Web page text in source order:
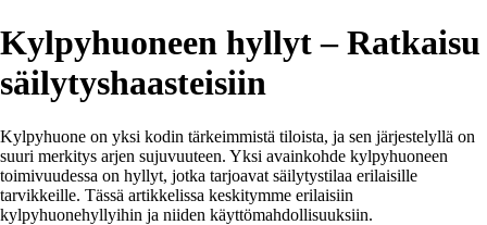
Kylpyhuoneen hyllyt – Ratkaisu
säilytyshaasteisiin
Kylpyhuone on yksi kodin tärkeimmistä tiloista, ja sen järjestelyllä on
suuri merkitys arjen sujuvuuteen. Yksi avainkohde kylpyhuoneen
toimivuudessa on hyllyt, jotka tarjoavat säilytystilaa erilaisille
tarvikkeille. Tässä artikkelissa keskitymme erilaisiin
kylpyhuonehyllyihin ja niiden käyttömahdollisuuksiin.